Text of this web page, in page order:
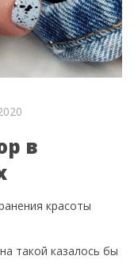
в
красоты
такой казалось бы